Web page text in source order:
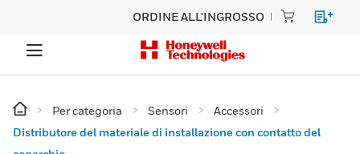
ORDINE ALL'INGROSSO
Per categoria Sensori
Accessori
Distributore del materiale di installazione con contatto del